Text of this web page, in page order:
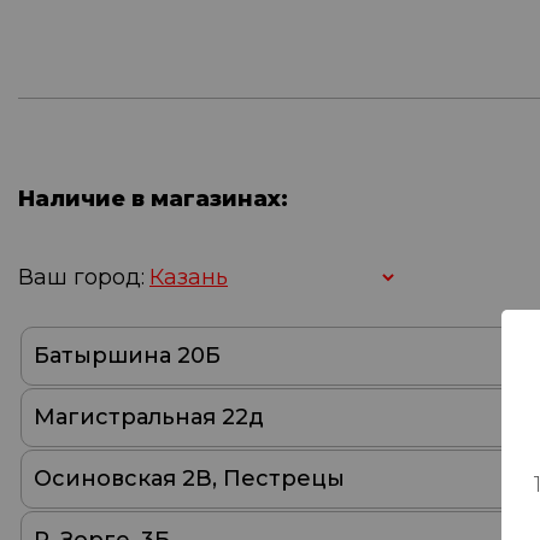
Наличие в магазинах:
Ваш город:
Батыршина 20Б
Магистральная 22д
Осиновская 2В, Пестрецы